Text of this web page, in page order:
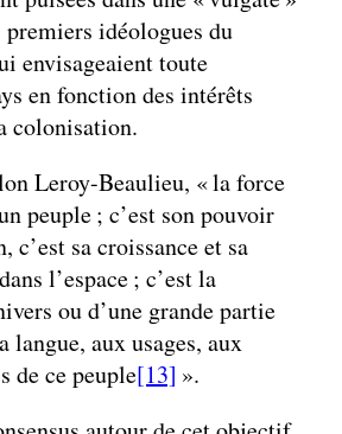
idéologues du
envisageaient toute
en fonction des intérêts
colonisation.
Leroy-Beaulieu, « la force
peuple ; c’est son pouvoir
c’est sa croissance et sa
l’espace ; c’est la
ou d’une grande partie
langue, aux usages, aux
de ce peuple[13] ».